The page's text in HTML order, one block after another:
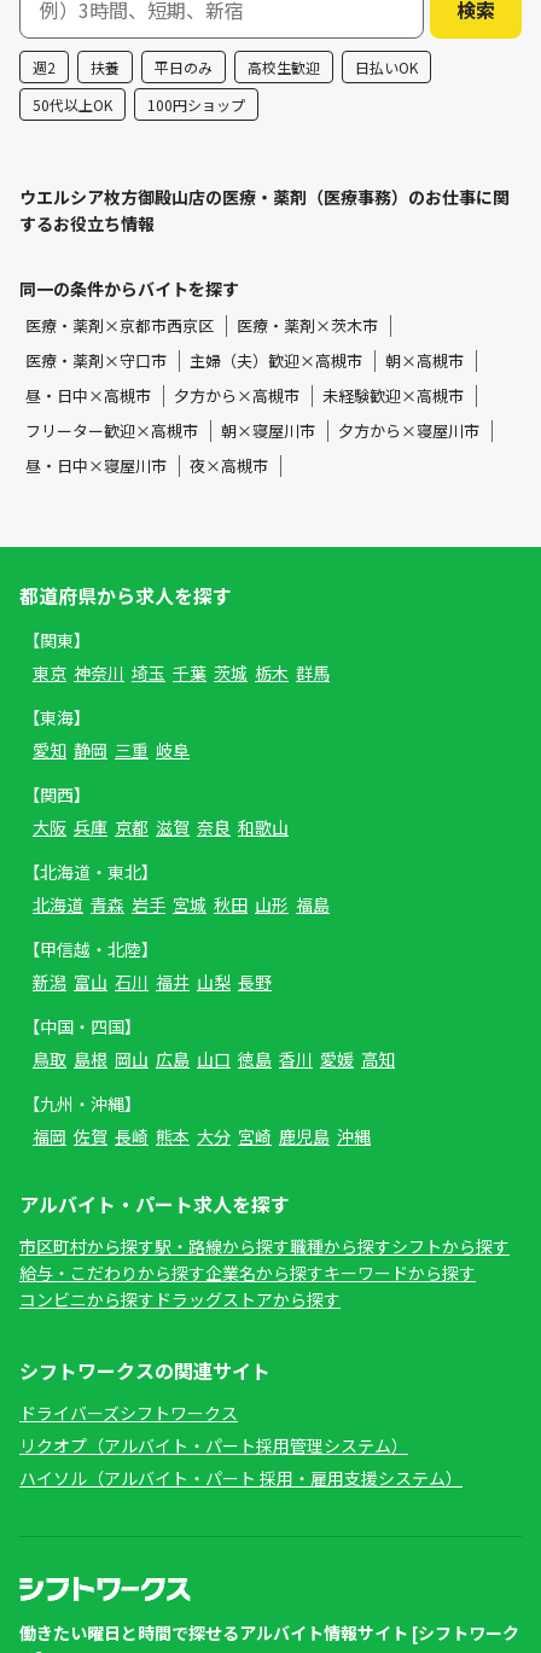
週2 扶養 平日のみ 高校生歓迎
日払いOK
50代以上OK
100円ショップ
ウエルシア枚方御殿山店の医療・薬剤（医療事務）のお仕事に関
するお役立ち情報
同一の条件からバイトを探す
医療・薬剤×京都市西京区
医療・薬剤×茨木市
医療・薬剤×守口市
主婦（夫）歓迎×高槻市
朝×高槻市
昼・日中×高槻市
夕方から×高槻市
未経験歓迎×高槻市
フリーター歓迎×高槻市
朝×寝屋川市
夕方から×寝屋川市
昼・日中×寝屋川市
夜×高槻市
都道府県から求人を探す
【関東】
東京 神奈川 埼玉 千葉 茨城 栃木 群馬
【東海】
愛知 静岡 三重 岐阜
【関西】
大阪 兵庫 京都 滋賀 奈良 和歌山
【北海道・東北】
北海道 青森 岩手 宮城 秋田 山形 福島
【甲信越・北陸】
新潟 富山 石川 福井 山梨 長野
【中国・四国】
鳥取 島根 岡山 広島 山口 徳島 香川 愛媛 高知
【九州・沖縄】
福岡 佐賀 長崎 熊本 大分 宮崎 鹿児島 沖縄
アルバイト・パート求人を探す
市区町村から探す駅・路線から探す職種から探すシフトから探す
給与・こだわりから探す企業名から探すキーワードから探す
コンビニから探す ドラッグストアから探す
シフトワークスの関連サイト
ドライバーズシフトワークス
リクオプ（アルバイト・パート採用管理システム）
ハイソル（アルバイト・パート 採用・雇用支援システム）
働きたい曜日と時間で探せるアルバイト情報サイト [シフトワーク